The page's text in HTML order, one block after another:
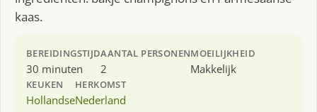
kaas.
BEREIDINGSTIJD
30 minuten
AANTAL PERSONEN
2
MOEILIJKHEID
Makkelijk
KEUKEN
Hollandse
HERKOMST
Nederland